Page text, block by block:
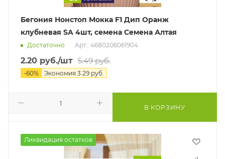
Бегония Нонстоп Мокка F1 Дип Оранж
клубневая SA 4шт, семена Семена Алтая
Достаточно Арт.: 4680206061904
2.20 руб./шт 5.49руб.
-60% Экономия 3.29 руб.
В КОРЗИНУ
Ликвидация остатков